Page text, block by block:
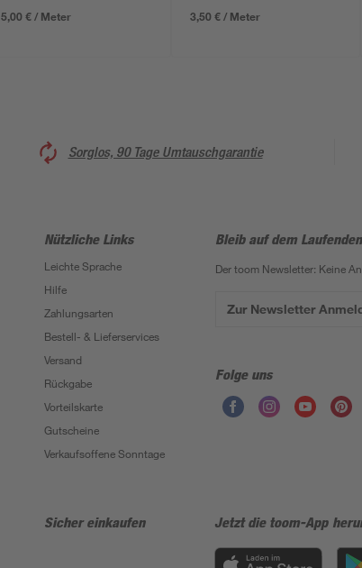
5,00 € / Meter 3,50 € / Meter
Sorglos, 90 Tage Umtauschgarantie
Nützliche Links
Leichte Sprache
Hilfe
Zahlungsarten
Bestell- & Lieferservices
Versand
Rückgabe
Vorteilskarte
Gutscheine
Verkaufsoffene Sonntage
Bleib auf dem
Der toom Newsletter: Keine
Zur Newsletter
Folge uns
Sicher einkaufen Jetzt die toom-App